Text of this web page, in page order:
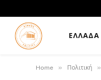
ΕΛΛΆΔΑ
Home » Πολιτική »